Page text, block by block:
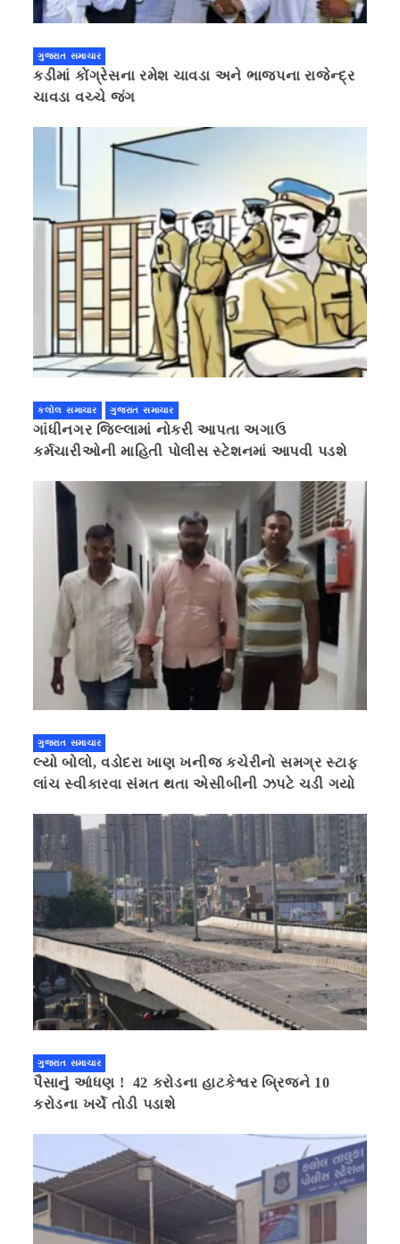
ગુજરાત સમાચાર
કડીમાં કોંગ્રેસના રમેશ ચાવડા અને ભાજપના રાજેન્દ્ર
ચાવડા વચ્ચે જંગ
કલોલ સમાચાર ગુજરાત સમાચાર
ગાંધીનગર જિલ્લામાં નોકરી આપતા અગાઉ
કર્મચારીઓની માહિતી પોલીસ સ્ટેશનમાં આપવી પડશે
ગુજરાત સમાચાર
લ્યો બોલો, વડોદરા ખાણ ખનીજ કચેરીનો સમગ્ર સ્ટાફ
લાંચ સ્વીકારવા સંમત થતા એસીબીની ઝપટે ચડી ગયો
ગુજરાત સમાચાર
પૈસાનું આંધણ ! 42 કરોડના હાટકેશ્વર બ્રિજને 10
કરોડના ખર્ચે તોડી પડાશે